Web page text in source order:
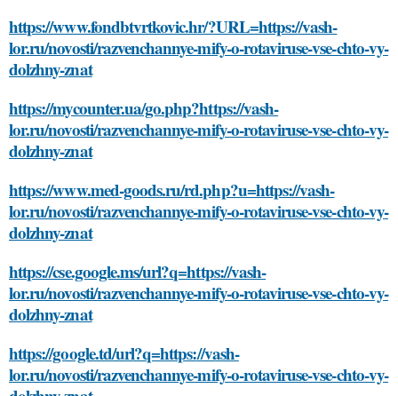
https://www.fondbtvrtkovic.hr/?URL=https://vash-
lor.ru/novosti/razvenchannye-mify-o-rotaviruse-vse-chto-vy-
dolzhny-znat
https://mycounter.ua/go.php?https://vash-
lor.ru/novosti/razvenchannye-mify-o-rotaviruse-vse-chto-vy-
dolzhny-znat
https://www.med-goods.ru/rd.php?u=https://vash-
lor.ru/novosti/razvenchannye-mify-o-rotaviruse-vse-chto-vy-
dolzhny-znat
https://cse.google.ms/url?q=https://vash-
lor.ru/novosti/razvenchannye-mify-o-rotaviruse-vse-chto-vy-
dolzhny-znat
https://google.td/url?q=https://vash-
lor.ru/novosti/razvenchannye-mify-o-rotaviruse-vse-chto-vy-